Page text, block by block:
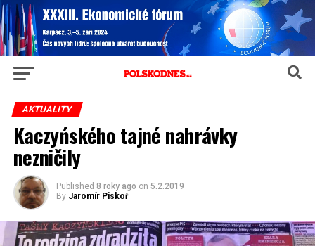
AKTUALITY
Kaczyńského tajné nahrávky
nezničily
Published 8 roky ago on 5.2.2019
By Jaromír Piskoř